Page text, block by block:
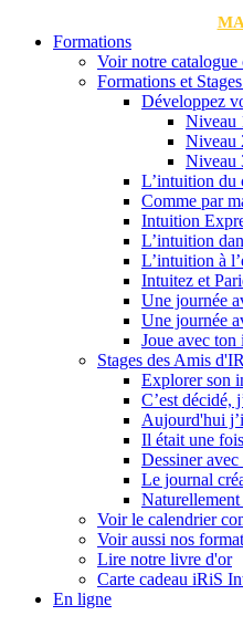
Formations
Voir notre catalogue
Formations et
Développez
Niveau
Niveau
Niveau
L’intuition du
Comme par
Intuition
L’intuition
L’intuition à
Intuitez et
Une journée
Une journée
Joue avec
Stages des Amis
Explorer son
C’est décidé,
Aujourd'hui
Il était une
Dessiner
Le journal
Voir le calendrier
Voir aussi nos
Lire notre livre d'or
Carte cadeau iRiS
En ligne